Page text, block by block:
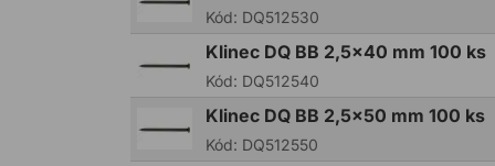
Kód: DQ512530
Klinec DQ BB 2,5x40 mm 100 ks
Kód: DQ512540
Klinec DQ BB 2,5x50 mm 100 ks
Kód: DQ512550